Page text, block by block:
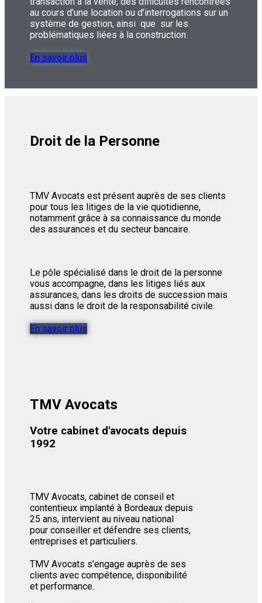
au cours d’une location ou d’interrogations sur un
système de gestion, ainsi que sur les
problématiques liées à la construction.
En savoir plus
Droit de la Personne
TMV Avocats est présent auprès de ses clients
pour tous les litiges de la vie quotidienne,
notamment grâce à sa connaissance du monde
des assurances et du secteur bancaire.
Le pôle spécialisé dans le droit de la personne
vous accompagne, dans les litiges liés aux
assurances, dans les droits de succession mais
aussi dans le droit de la responsabilité civile.
En savoir plus
TMV Avocats
Votre cabinet d'avocats depuis
1992
TMV Avocats, cabinet de conseil et
contentieux implanté à Bordeaux depuis
25 ans, intervient au niveau national
pour conseiller et défendre ses clients,
entreprises et particuliers.
TMV Avocats s’engage auprès de ses
clients avec compétence, disponibilité
et performance.